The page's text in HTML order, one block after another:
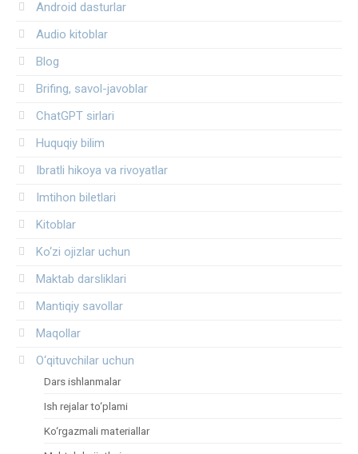
Android dasturlar
Audio kitoblar
Blog
Brifing, savol-javoblar
ChatGPT sirlari
Huquqiy bilim
Ibratli hikoya va rivoyatlar
Imtihon biletlari
Kitoblar
Ko‘zi ojizlar uchun
Maktab darsliklari
Mantiqiy savollar
Maqollar
O‘qituvchilar uchun
Dars ishlanmalar
Ish rejalar to‘plami
Ko‘rgazmali materiallar